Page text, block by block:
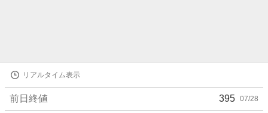
リアルタイム表示
前日終値 395 07/28